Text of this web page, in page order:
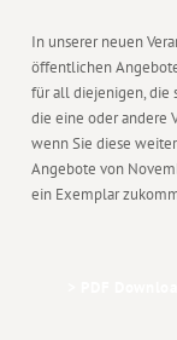
In unserer neuen
öffentlichen
für all diejenigen, die
die eine oder andere
wenn Sie diese
Angebote von
ein Exemplar